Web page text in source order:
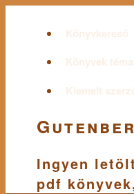
Könyvkereső
Könyvek
Kiemelt
Ingyen
pdf